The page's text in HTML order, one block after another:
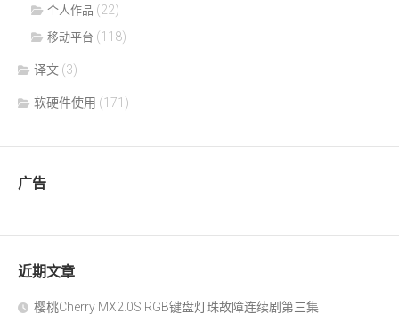
个人作品 (22)
移动平台 (118)
译文 (3)
软硬件使用 (171)
广告
近期文章
樱桃Cherry MX2.0S RGB键盘灯珠故障连续剧第三集